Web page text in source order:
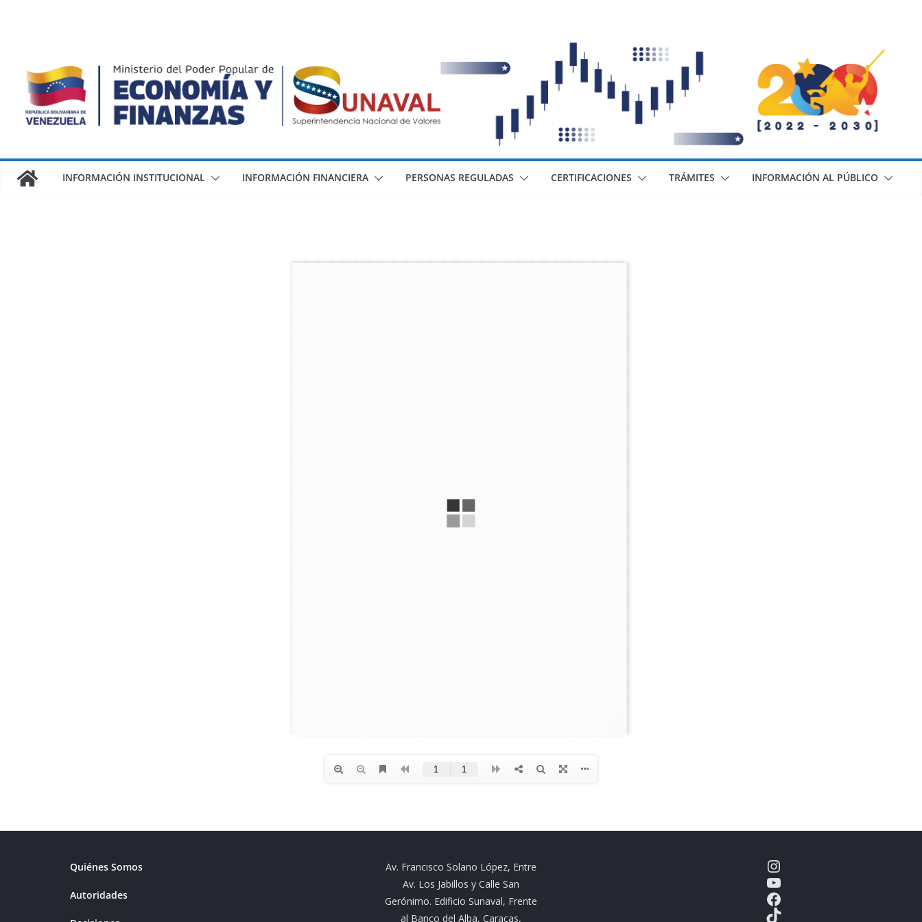
INFORMACIÓN INSTITUCIONAL INFORMACIÓN FINANCIERA PERSONAS REGULADAS CERTIFICACIONES TRÁMITES INFORMACIÓN AL PÚBLICO
Quiénes Somos
Autoridades
Av. Francisco Solano López, Entre
Av. Los Jabillos y Calle San
Gerónimo. Edificio Sunaval, Frente
al Banco del Alba, Caracas,